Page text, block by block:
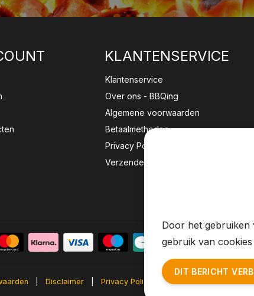
KLANTENSERVICE
Klantenservice
Over ons - BBQing
Algemene voorwaarden
Betaalmethoden
Privacy Policy
Verzenden & retourneren
Disclaimer Privacy Policy Sitemap
Door het gebruiken
gebruik van
DIT BERICHT